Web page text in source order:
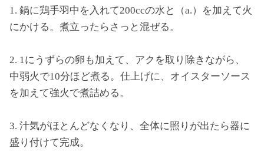
1. 鍋に鶏手羽中を入れて200ccの水と（a.）を加えて火
にかける。煮立ったらさっと混ぜる。
2. 1にうずらの卵も加えて、アクを取り除きながら、
中弱火で10分ほど煮る。仕上げに、オイスターソース
を加えて強火で煮詰める。
3. 汁気がほとんどなくなり、全体に照りが出たら器に
盛り付けて完成。